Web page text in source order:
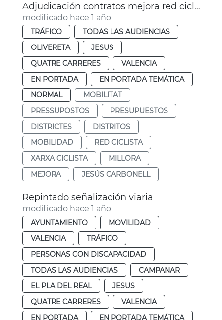
Adjudicación contratos mejora red ciclista en 4 distritos
modificado hace 1 año
TRÁFICO
TODAS LAS AUDIENCIAS
OLIVERETA
JESUS
QUATRE CARRERES
VALENCIA
EN PORTADA
EN PORTADA TEMÁTICA
NORMAL
MOBILITAT
PRESSUPOSTOS
PRESUPUESTOS
DISTRICTES
DISTRITOS
MOBILIDAD
RED CICLISTA
XARXA CICLISTA
MILLORA
MEJORA
JESÚS CARBONELL
Repintado señalización viaria
modificado hace 1 año
AYUNTAMIENTO
MOVILIDAD
VALENCIA
TRÁFICO
PERSONAS CON DISCAPACIDAD
TODAS LAS AUDIENCIAS
CAMPANAR
EL PLA DEL REAL
JESUS
QUATRE CARRERES
VALENCIA
EN PORTADA
EN PORTADA TEMÁTICA